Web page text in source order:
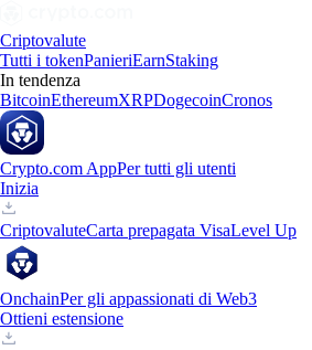
Criptovalute
Tutti i tokenPanieriEarnStaking
In tendenza
BitcoinEthereumXRPDogecoinCronos
Crypto.com AppPer tutti gli utenti
Inizia
CriptovaluteCarta prepagata VisaLevel Up
OnchainPer gli appassionati di Web3
Ottieni estensione